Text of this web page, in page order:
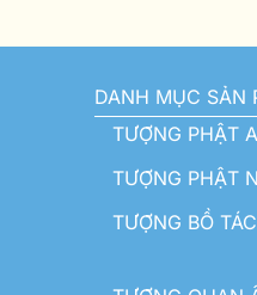
DANH MỤC SẢN
TƯỢNG PHẬT
TƯỢNG PHẬT
TƯỢNG BỒ TÁC